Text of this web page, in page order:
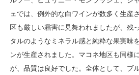
ェでは、例外的な白ワインが数多く生産
区も厳しい霜害に見舞われましたが、残
タルのようなミネラル感と純粋な果実味
ンが生産されました。マコネ地区も同様
が、品質は良好でした。全体として、ブ